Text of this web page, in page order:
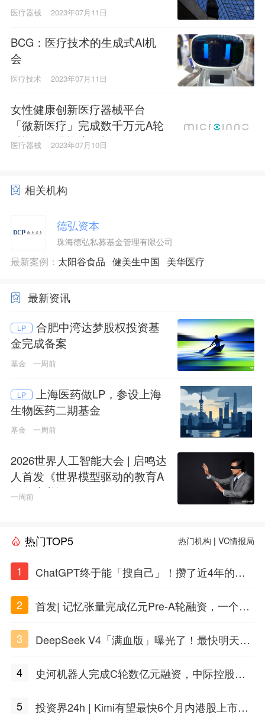
医疗器械 2023年07月11日
BCG：医疗技术的生成式AI机
会
医疗技术 2023年07月11日
女性健康创新医疗器械平台
「微新医疗」完成数千万元A轮
融资，金鼎资本领投
医疗器械 2023年07月10日
相关机构
德弘资本
珠海德弘私募基金管理有限公司
最新案例： 太阳谷食品 健美生中国 美华医疗
最新资讯
LP
合肥中湾达梦股权投资基
金完成备案
基金 一周前
LP
上海医药做LP，参设上海
生物医药二期基金
基金 一周前
2026世界人工智能大会 | 启鸣达
人首发《世界模型驱动的教育A
GI白皮书》
一周前
热门TOP5 热门机构 |VC情报局
1
ChatGPT终于能「搜自己」！攒了近4年的对
2
首发| 记忆张量完成亿元Pre-A轮融资，一个上
3
DeepSeek V4「满血版」曝光了！最快明天发
4
史河机器人完成C轮数亿元融资，中际控股领
5
投资界24h | Kimi有望最快6个月内港股上市；